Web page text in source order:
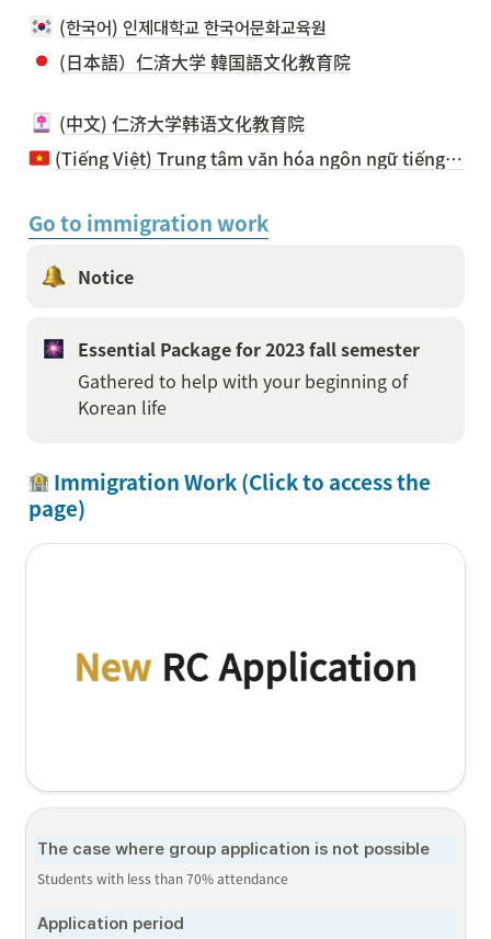
(한국어) 인제대학교 한국어문화교육원
(日本語）仁済大学 韓国語文化教育院
(中文) 仁济大学韩语文化教育院
(Tiếng Việt) Trung tâm văn hóa ngôn ngữ tiếng Hàn trường đại học Inje
Go to immigration work
Notice
Essential Package for 2023 fall semester
Gathered to help with your beginning of
Korean life
Immigration Work (Click to access the
page)
The case where group application is not possible
Students with less than 70% attendance
Application period